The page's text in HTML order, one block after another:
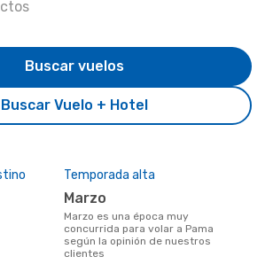
Buscar Vuelo + Hotel
Buscar vuelos
Temporada alta
marzo
marzo es una época muy
concurrida para volar a Pama
según la opinión de nuestros
clientes